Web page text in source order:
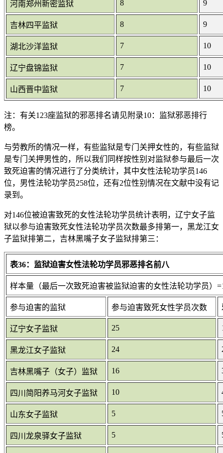
河南郑州新密监狱 8 9
吉林四平监狱 8 9
湖北沙洋监狱 7 10
辽宁盘锦监狱 7 10
山西晋中监狱 7 10
注：有关123座监狱的邪恶排名请见附录10：监狱邪恶排行
榜。
与劳教所的情况一样，有些监狱是专门关押女性的，有些监狱
是专门关押男性的，所以我们同样按性别对监狱参与最后一次
致死迫害的情况进行了分类统计，其中女性法轮功学员146
位，男性法轮功学员258位，还有2位性别情况在文献中没有记
录到。
对146位被迫害致死的女性法轮功学员统计表明，辽宁女子监
狱以参与迫害致死女性法轮功学员次数最多排第一，黑龙江女
子监狱排第二，吉林黑嘴子女子监狱排第三：
表36：监狱迫害女性法轮功学员邪恶排名前八
样本量（最后一次致死迫害被监狱迫害的女性法轮功学员）
参与迫害的监狱 参与迫害致死女性学员次数
辽宁女子监狱 25
黑龙江女子监狱 24
吉林黑嘴子（女子）监狱 16
四川简阳养马河女子监狱 10
山东女子监狱 5
四川龙泉驿女子监狱 5